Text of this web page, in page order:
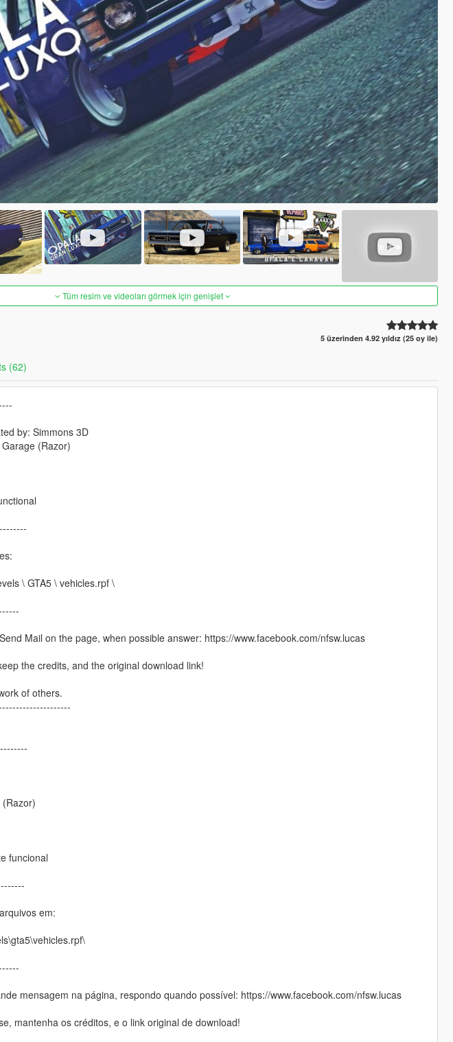
Tüm resim ve videoları görmek için genişlet
5 üzerinden 4.92 yıldız (25 oy ile)
(62)
by: Simmons 3D
(Razor)
\ GTA5 \ vehicles.rpf \
Mail on the page, when possible answer: https://www.facebook.com/nfsw.lucas
the credits, and the original download link!
of others.
funcional
em:
mensagem na página, respondo quando possível: https://www.facebook.com/nfsw.lucas
mantenha os créditos, e o link original de download!